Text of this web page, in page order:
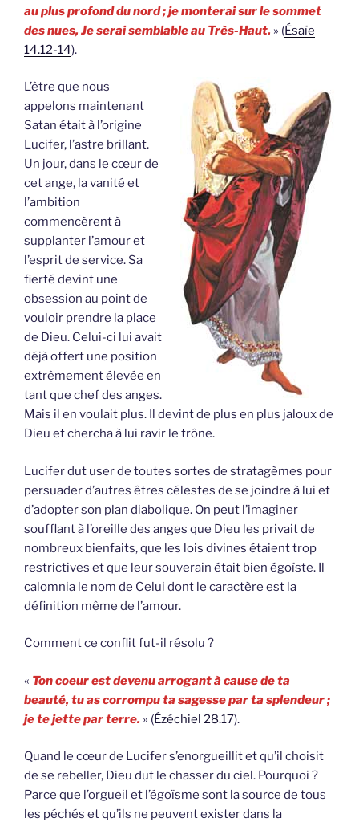
au plus profond du nord ; je monterai sur le sommet
des nues, Je serai semblable au Très-Haut. » (Ésaïe
14.12-14).
L’être que nous
appelons maintenant
Satan était à l’origine
Lucifer, l’astre brillant.
Un jour, dans le cœur de
cet ange, la vanité et
l’ambition
commencèrent à
supplanter l’amour et
l’esprit de service. Sa
fierté devint une
obsession au point de
vouloir prendre la place
de Dieu. Celui-ci lui avait
déjà offert une position
extrêmement élevée en
tant que chef des anges.
Mais il en voulait plus. Il devint de plus en plus jaloux de
Dieu et chercha à lui ravir le trône.
Lucifer dut user de toutes sortes de stratagèmes pour
persuader d’autres êtres célestes de se joindre à lui et
d’adopter son plan diabolique. On peut l’imaginer
soufflant à l’oreille des anges que Dieu les privait de
nombreux bienfaits, que les lois divines étaient trop
restrictives et que leur souverain était bien égoïste. Il
calomnia le nom de Celui dont le caractère est la
définition même de l’amour.
Comment ce conflit fut-il résolu ?
« Ton coeur est devenu arrogant à cause de ta
beauté, tu as corrompu ta sagesse par ta splendeur ;
je te jette par terre. » (Ézéchiel 28.17).
Quand le cœur de Lucifer s’enorgueillit et qu’il choisit
de se rebeller, Dieu dut le chasser du ciel. Pourquoi ?
Parce que l’orgueil et l’égoïsme sont la source de tous
les péchés et qu’ils ne peuvent exister dans la